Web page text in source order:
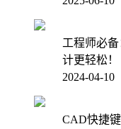
工程师必
计更轻松！
2024-04-
CAD快捷